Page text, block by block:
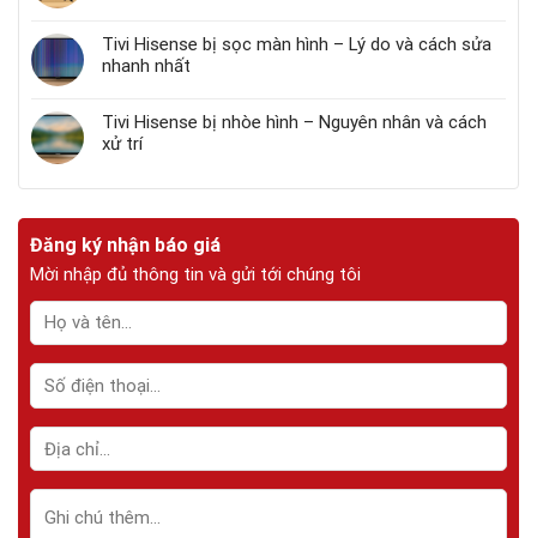
Tivi Hisense bị sọc màn hình – Lý do và cách sửa
nhanh nhất
Tivi Hisense bị nhòe hình – Nguyên nhân và cách
xử trí
Đăng ký nhận báo giá
Mời nhập đủ thông tin và gửi tới chúng tôi